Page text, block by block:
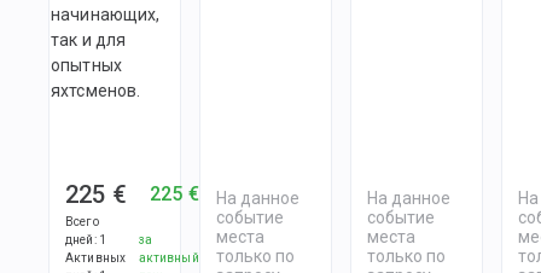
начинающих,
так и для
опытных
яхтсменов.
225 €
Всего
дней: 1
Активных
225 €
за
активный
На данное
событие
места
только по
На данное
событие
места
только по